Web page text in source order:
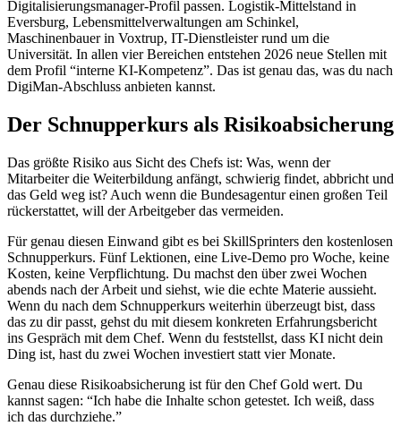
Digitalisierungsmanager-Profil passen. Logistik-Mittelstand in
Eversburg, Lebensmittelverwaltungen am Schinkel,
Maschinenbauer in Voxtrup, IT-Dienstleister rund um die
Universität. In allen vier Bereichen entstehen 2026 neue Stellen mit
dem Profil “interne KI-Kompetenz”. Das ist genau das, was du nach
DigiMan-Abschluss anbieten kannst.
Der Schnupperkurs als Risikoabsicherung
Das größte Risiko aus Sicht des Chefs ist: Was, wenn der
Mitarbeiter die Weiterbildung anfängt, schwierig findet, abbricht und
das Geld weg ist? Auch wenn die Bundesagentur einen großen Teil
rückerstattet, will der Arbeitgeber das vermeiden.
Für genau diesen Einwand gibt es bei SkillSprinters den kostenlosen
Schnupperkurs. Fünf Lektionen, eine Live-Demo pro Woche, keine
Kosten, keine Verpflichtung. Du machst den über zwei Wochen
abends nach der Arbeit und siehst, wie die echte Materie aussieht.
Wenn du nach dem Schnupperkurs weiterhin überzeugt bist, dass
das zu dir passt, gehst du mit diesem konkreten Erfahrungsbericht
ins Gespräch mit dem Chef. Wenn du feststellst, dass KI nicht dein
Ding ist, hast du zwei Wochen investiert statt vier Monate.
Genau diese Risikoabsicherung ist für den Chef Gold wert. Du
kannst sagen: “Ich habe die Inhalte schon getestet. Ich weiß, dass
ich das durchziehe.”